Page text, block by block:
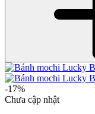
-17%
Chưa cập nhật